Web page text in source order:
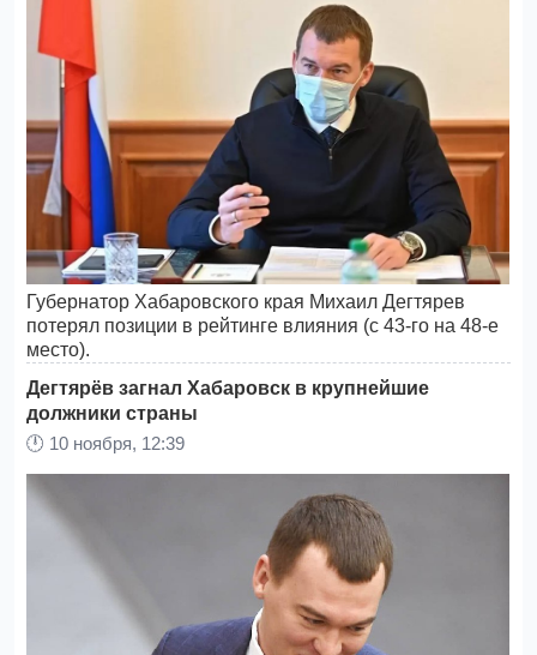
Губернатор Хабаровского края Михаил Дегтярев
потерял позиции в рейтинге влияния (с 43-го на 48-е
место).
Дегтярёв загнал Хабаровск в крупнейшие
должники страны
🕛 10 ноября, 12:39